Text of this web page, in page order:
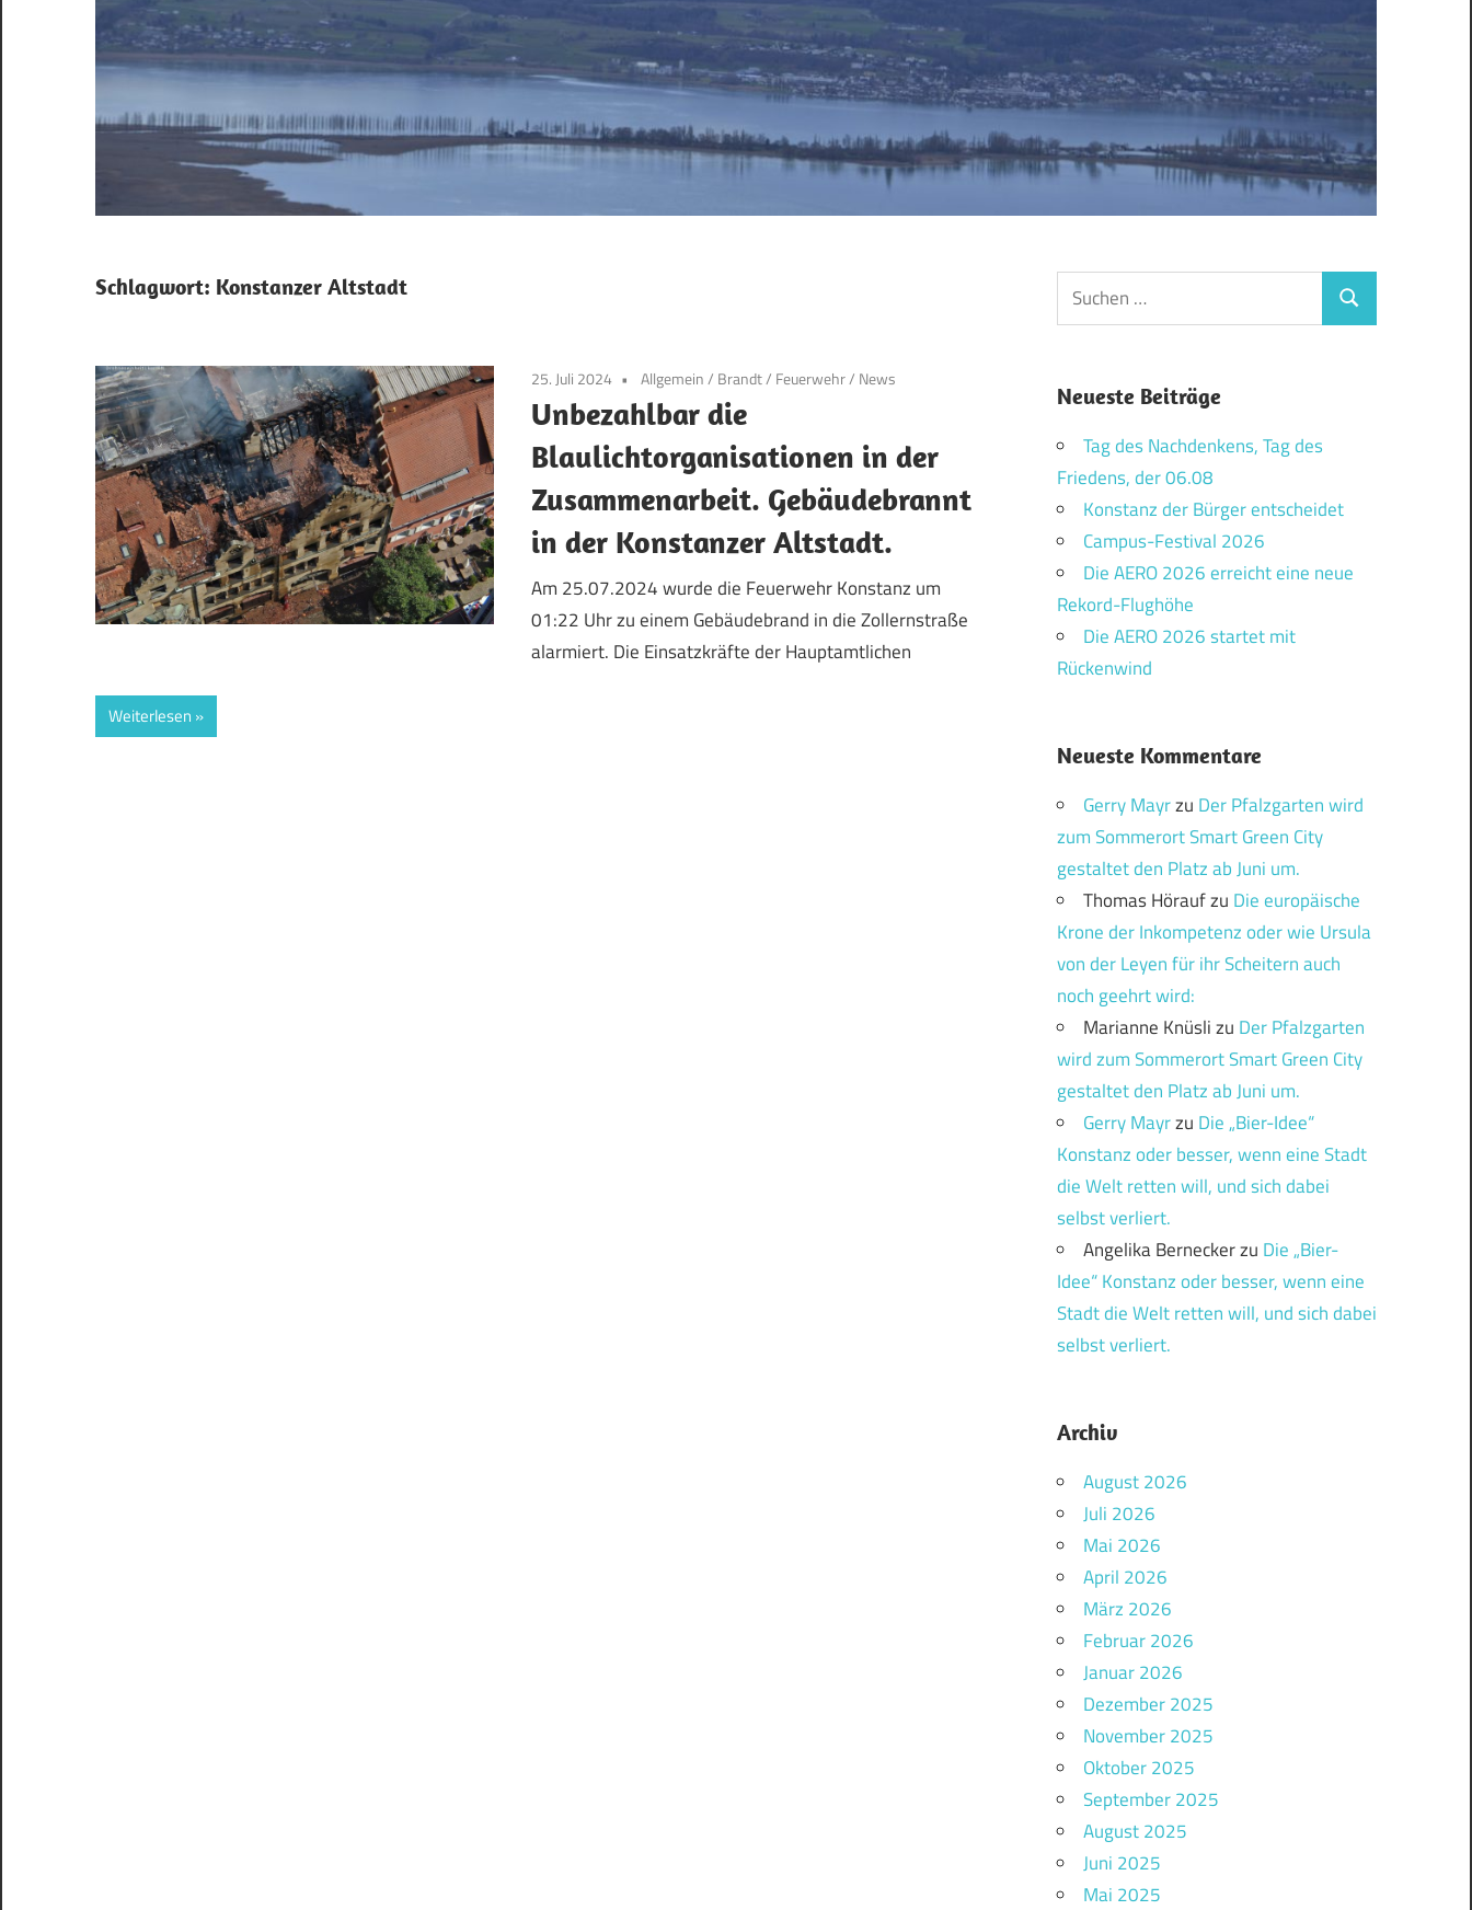
Schlagwort: Konstanzer Altstadt
25. Juli 2024 Allgemein/ Brandt/ Feuerwehr/ News
Unbezahlbar die
Blaulichtorganisationen in der
Zusammenarbeit. Gebäudebrannt
in der Konstanzer Altstadt.
Am 25.07.2024 wurde die Feuerwehr Konstanz um
01:22 Uhr zu einem Gebäudebrand in die Zollernstraße
alarmiert. Die Einsatzkräfte der Hauptamtlichen
Weiterlesen
Suchen
nach:
Suchen
Neueste Beiträge
Tag des Nachdenkens, Tag des
Friedens, der 06.08
Konstanz der Bürger entscheidet
Campus-Festival 2026
Die AERO 2026 erreicht eine neue
Rekord-Flughöhe
Die AERO 2026 startet mit
Rückenwind
Neueste Kommentare
Gerry Mayrzu Der Pfalzgarten wird
zum Sommerort Smart Green City
gestaltet den Platz ab Juni um.
Thomas Höraufzu Die europäische
Krone der Inkompetenz oder wie Ursula
von der Leyen für ihr Scheitern auch
noch geehrt wird:
Marianne Knüslizu Der Pfalzgarten
wird zum Sommerort Smart Green City
gestaltet den Platz ab Juni um.
Gerry Mayrzu Die „Bier-Idee“
Konstanz oder besser, wenn eine Stadt
die Welt retten will, und sich dabei
selbst verliert.
Angelika Berneckerzu Die „Bier-
Idee“ Konstanz oder besser, wenn eine
Stadt die Welt retten will, und sich dabei
selbst verliert.
Archiv
August 2026
Juli 2026
Mai 2026
April 2026
März 2026
Februar 2026
Januar 2026
Dezember 2025
November 2025
Oktober 2025
September 2025
August 2025
Juni 2025
Mai 2025